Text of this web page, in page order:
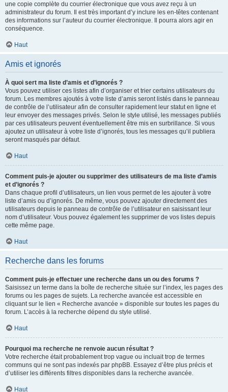
une copie complète du courrier électronique que vous avez reçu à un
administrateur du forum. Il est très important d’y inclure les en-têtes contenant
des informations sur l’auteur du courrier électronique. Il pourra alors agir en
conséquence.
Haut
Amis et ignorés
À quoi sert ma liste d’amis et d’ignorés ?
Vous pouvez utiliser ces listes afin d’organiser et trier certains utilisateurs du
forum. Les membres ajoutés à votre liste d’amis seront listés dans le panneau
de contrôle de l’utilisateur afin de consulter rapidement leur statut en ligne et
leur envoyer des messages privés. Selon le style utilisé, les messages publiés
par ces utilisateurs peuvent éventuellement être mis en surbrillance. Si vous
ajoutez un utilisateur à votre liste d’ignorés, tous les messages qu’il publiera
seront masqués par défaut.
Haut
Comment puis-je ajouter ou supprimer des utilisateurs de ma liste d’amis
et d’ignorés ?
Dans chaque profil d’utilisateurs, un lien vous permet de les ajouter à votre
liste d’amis ou d’ignorés. De même, vous pouvez ajouter directement des
utilisateurs depuis le panneau de contrôle de l’utilisateur en saisissant leur
nom d’utilisateur. Vous pouvez également les supprimer de vos listes depuis
cette même page.
Haut
Recherche dans les forums
Comment puis-je effectuer une recherche dans un ou des forums ?
Saisissez un terme dans la boîte de recherche située sur l’index, les pages des
forums ou les pages de sujets. La recherche avancée est accessible en
cliquant sur le lien « Recherche avancée » disponible sur toutes les pages du
forum. L’accès à la recherche dépend du style utilisé.
Haut
Pourquoi ma recherche ne renvoie aucun résultat ?
Votre recherche était probablement trop vague ou incluait trop de termes
communs qui ne sont pas indexés par phpBB. Essayez d’être plus précis et
d’utiliser les différents filtres disponibles dans la recherche avancée.
Haut